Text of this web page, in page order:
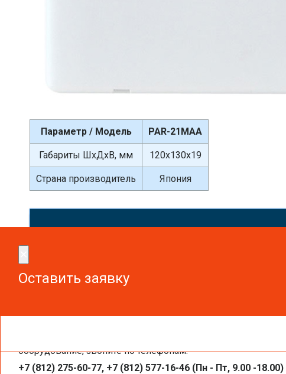
Параметр / Модель PAR-21MAA
Габариты ШхДхВ, мм 120x130x19
Страна производитель Япония
Оставить заявку
оборудование, звоните по телефонам:
+7 (812) 275-60-77, +7 (812) 577-16-46 (Пн - Пт, 9.00 -18.00)
Оставить заявку
Брошюра «Реализованные проекты на базе